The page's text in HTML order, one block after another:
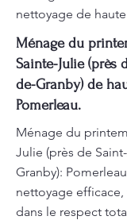
nettoyage de
Ménage du
Sainte-Julie (près
de-Granby) de
Pomerleau.
Ménage du
Julie (près de
Granby):
nettoyage
dans le respect